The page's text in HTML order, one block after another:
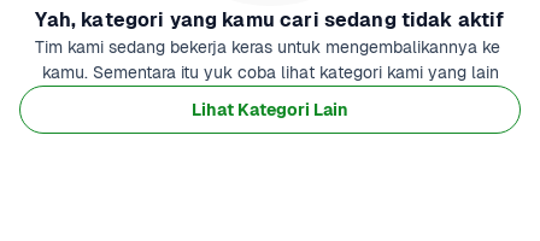
Yah, kategori yang kamu cari sedang tidak aktif
Tim kami sedang bekerja keras untuk mengembalikannya ke
kamu. Sementara itu yuk coba lihat kategori kami yang lain
Lihat Kategori Lain